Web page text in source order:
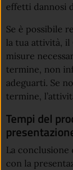
effetti dannosi
Se è possibile
la tua attività,
misure
termine, non
adeguarti. Se
termine,
Tempi del
La
con la